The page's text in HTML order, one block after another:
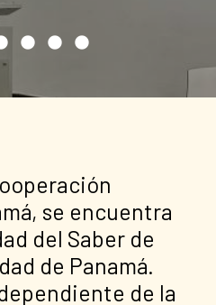
se encuentra
del Saber de
de Panamá.
de la